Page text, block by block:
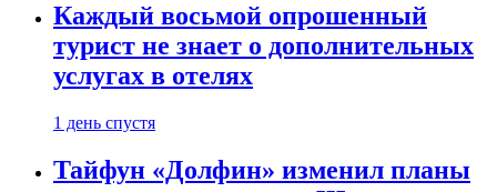
Каждый восьмой опрошенный
турист не знает о дополнительных
услугах в отелях
1 день спустя
Тайфун «Долфин» изменил планы